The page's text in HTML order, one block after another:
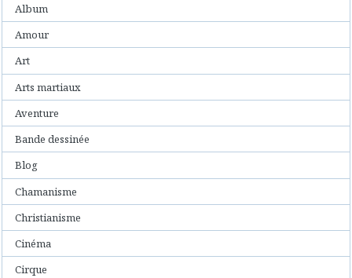
Album
Amour
Art
Arts martiaux
Aventure
Bande dessinée
Blog
Chamanisme
Christianisme
Cinéma
Cirque